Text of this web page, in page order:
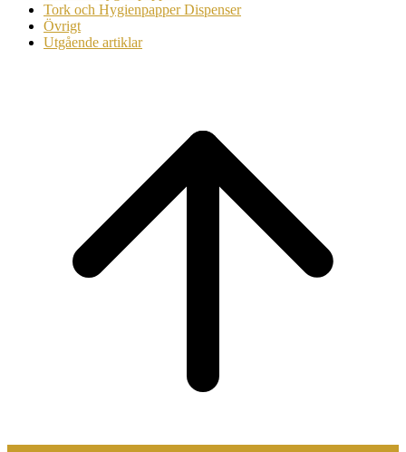
Tork och Hygienpapper Dispenser
Övrigt
Utgående artiklar